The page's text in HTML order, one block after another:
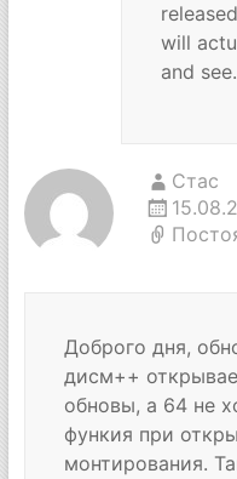
will
and see.
Стас
Доброго дня,
дисм++
обновы, а 64 не
функия при
монтирования.